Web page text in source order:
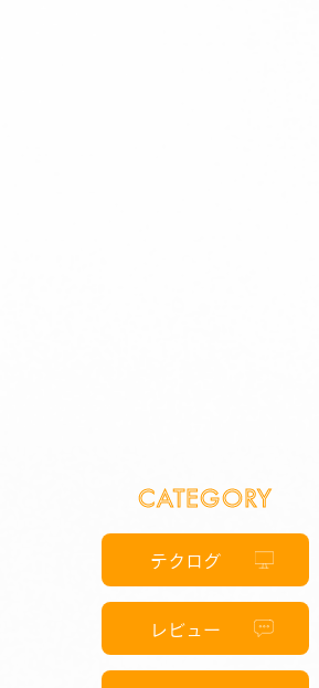
CATEGORY
テクログ
レビュー